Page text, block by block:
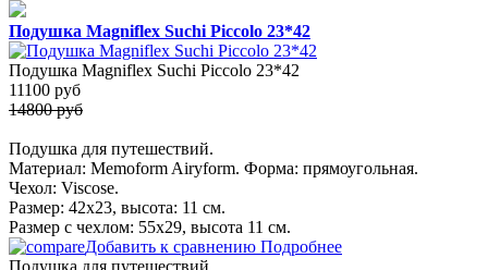
Подушка Magniflex Suchi Piccolo 23*42
Подушка Magniflex Suchi Piccolo 23*42
11100 руб
14800 руб
Подушка для путешествий.
Материал: Memoform Airyform. Форма: прямоугольная.
Чехол: Viscose.
Размер: 42х23, высота: 11 см.
Размер с чехлом: 55х29, высота 11 см.
Добавить к сравнению Подробнее
Подушка для путешествий.